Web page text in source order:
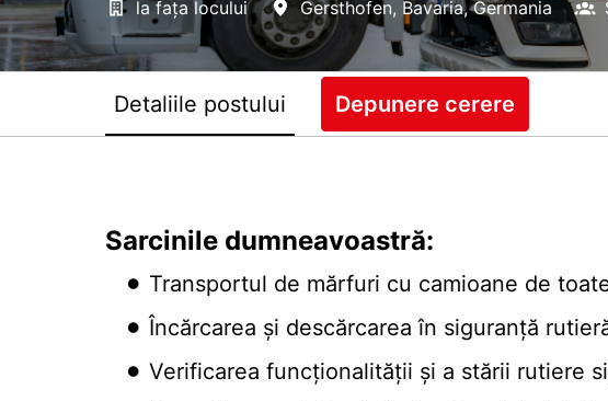
la fața locului Gersthofen, Bavaria, Germania
Detaliile postului Depunere cerere
Sarcinile dumneavoastră:
Transportul de mărfuri cu camioane de
Încărcarea și descărcarea în siguranță
Verificarea funcționalității și a stării rutiere